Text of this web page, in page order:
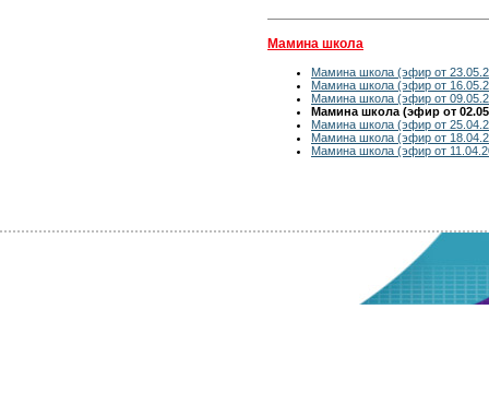
Мамина школа
Мамина школа (эфир от
Мамина школа (эфир от
Мамина школа (эфир от
Мамина школа (эфир от
Мамина школа (эфир от
Мамина школа (эфир от
Мамина школа (эфир от